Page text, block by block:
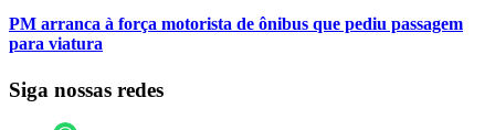
PM arranca à força motorista de ônibus que pediu passagem
para viatura
Siga nossas redes